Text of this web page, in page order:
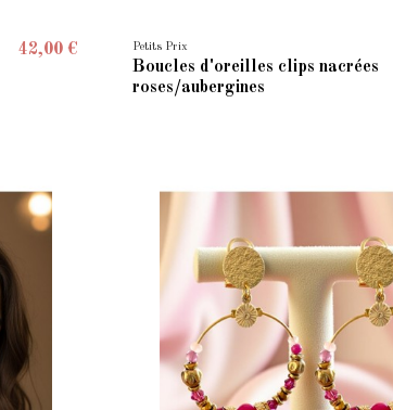
42,00 € Petits Prix
Boucles d'oreilles clips nacrées
roses/aubergines